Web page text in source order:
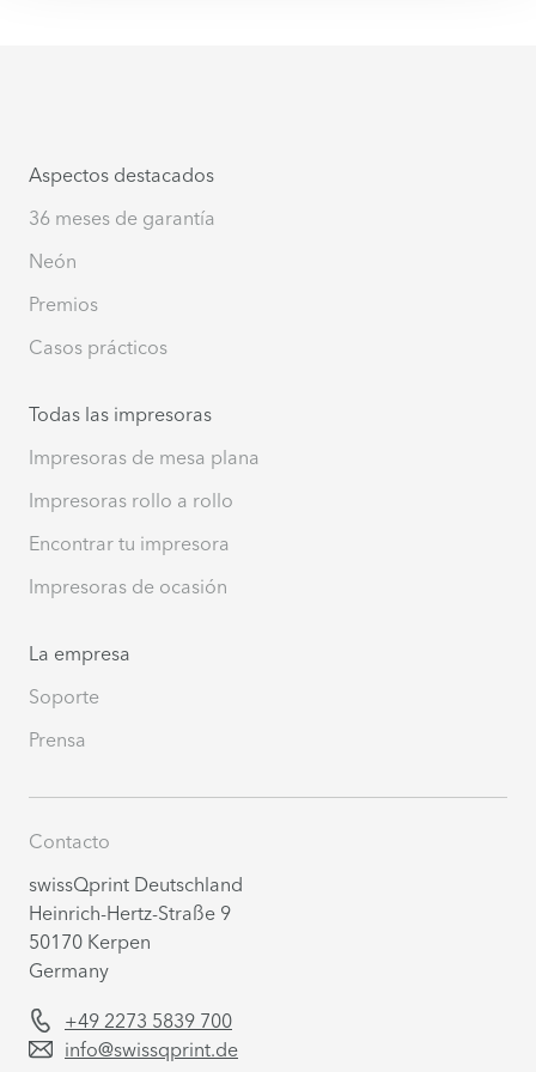
Aspectos destacados
36 meses de garantía
Neón
Premios
Casos prácticos
Todas las impresoras
Impresoras de mesa plana
Impresoras rollo a rollo
Encontrar tu impresora
Impresoras de ocasión
La empresa
Soporte
Prensa
Contacto
swissQprint Deutschland
Heinrich-Hertz-Straße 9
50170 Kerpen
Germany
+49 2273 5839 700
info@swissqprint.de